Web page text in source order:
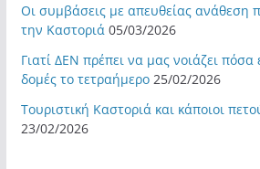
Οι συμβάσεις με απευθείας ανάθεση
την Καστοριά 05/03/2026
Γιατί ΔΕΝ πρέπει να μας νοιάζει πόσα
δομές το τετραήμερο 25/02/2026
Τουριστική Καστοριά και κάποιοι
23/02/2026